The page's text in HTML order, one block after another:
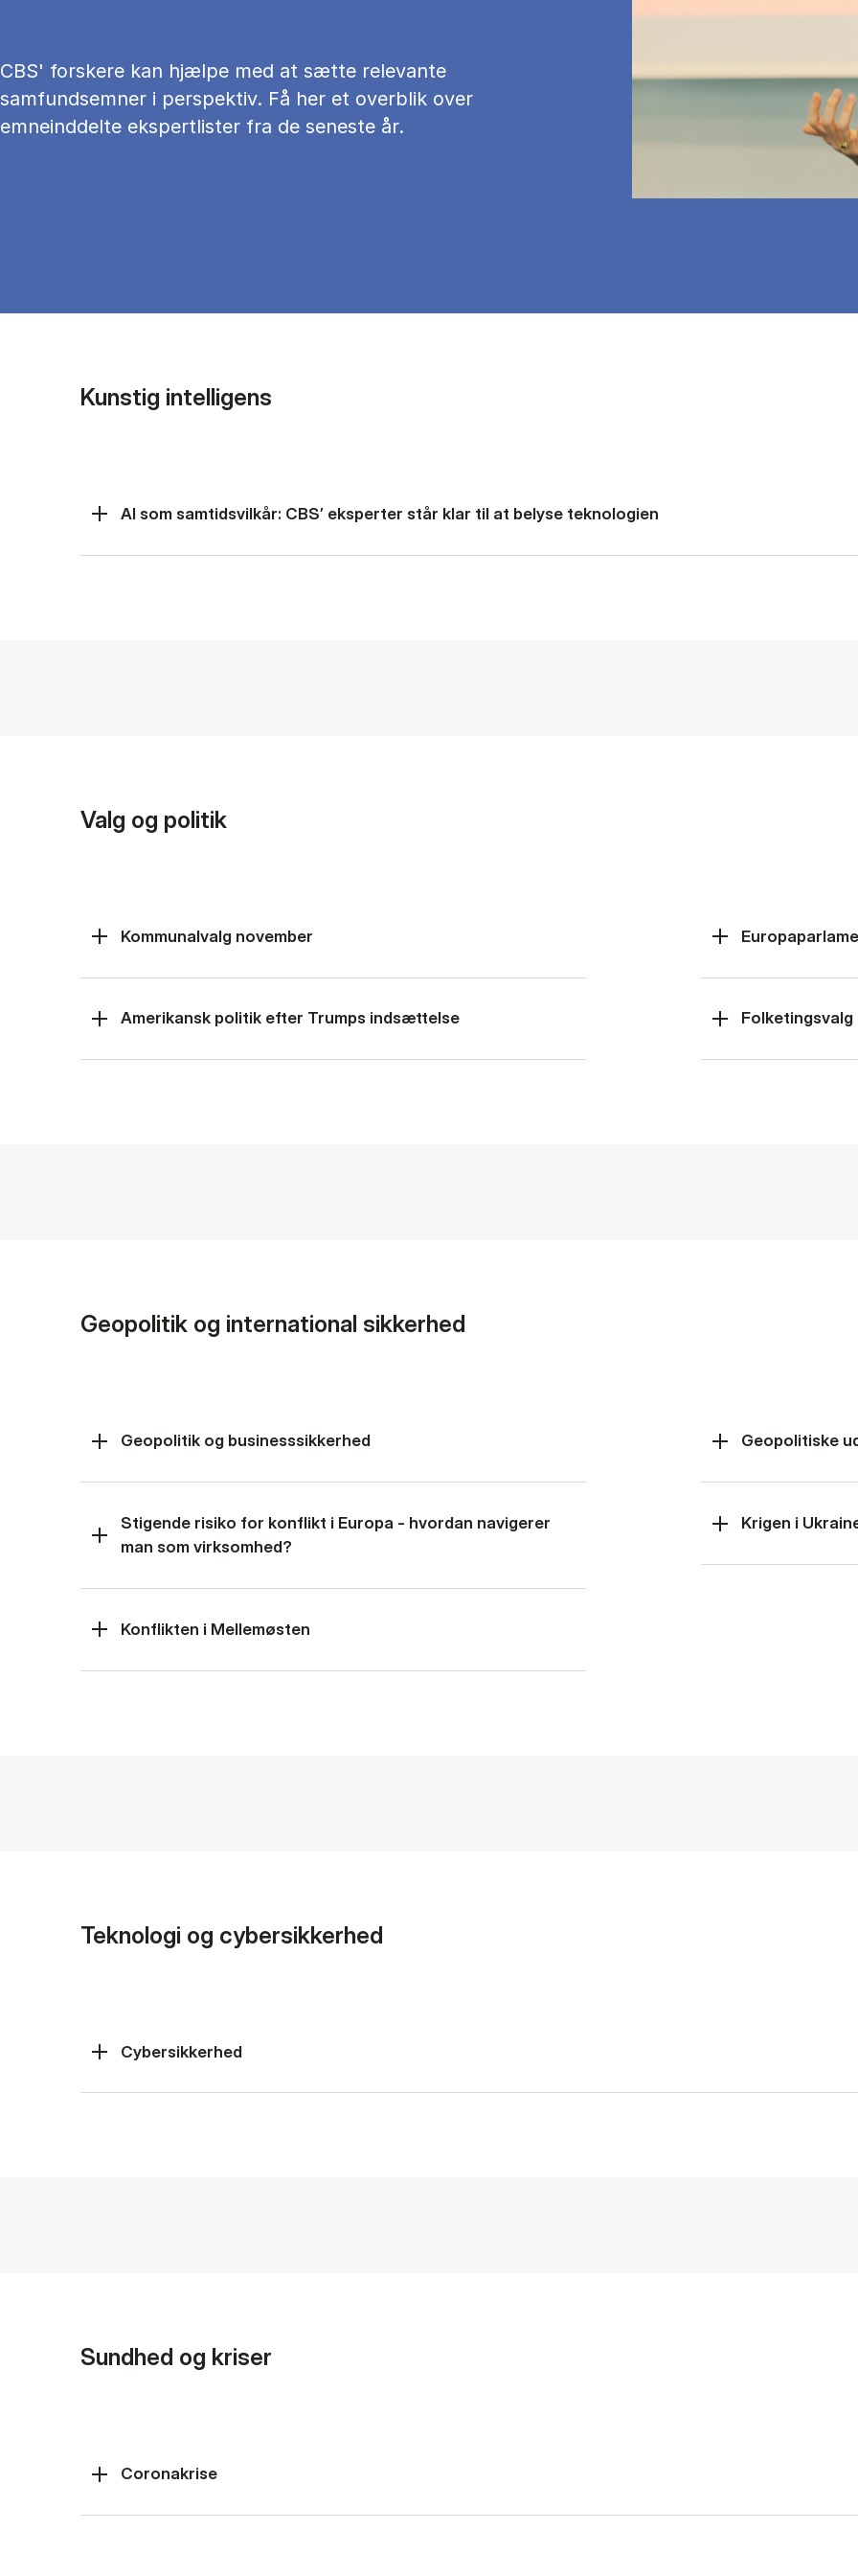
CBS' forskere kan hjælpe med at sætte relevante
samfundsemner i perspektiv. Få her et overblik over
emneinddelte ekspertlister fra de seneste år.
Kunstig intelligens
AI som samtidsvilkår: CBS’ eksperter står klar til at belyse teknologien
Valg og politik
Kommunalvalg november
Amerikansk politik efter Trumps indsættelse Folketingsvalg
Geopolitik og international sikkerhed
Geopolitik og businesssikkerhed
Stigende risiko for konflikt i Europa - hvordan navigerer
man som virksomhed?
Konflikten i Mellemøsten
Geopolitiske
Krigen i
Teknologi og cybersikkerhed
Cybersikkerhed
Sundhed og kriser
Coronakrise